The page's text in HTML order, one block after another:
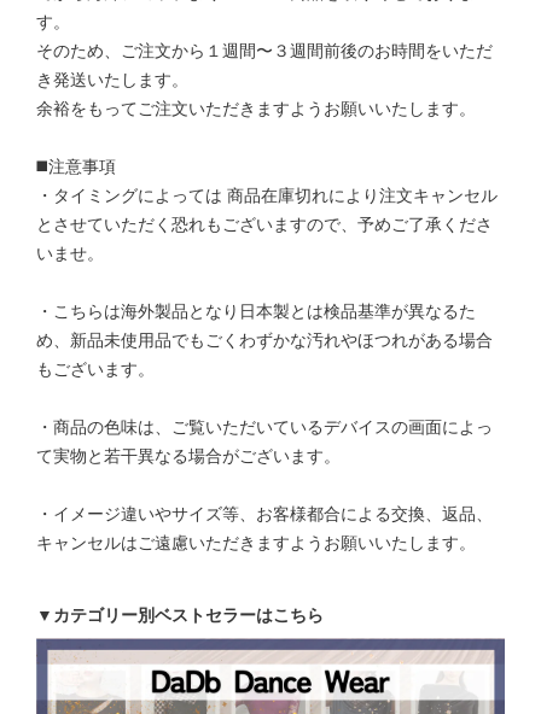
す。
そのため、ご注文から１週間〜３週間前後のお時間をいただ
き発送いたします。
余裕をもってご注文いただきますようお願いいたします。
◼️注意事項
・タイミングによっては 商品在庫切れにより注文キャンセル
とさせていただく恐れもございますので、予めご了承くださ
いませ。
・こちらは海外製品となり日本製とは検品基準が異なるた
め、新品未使用品でもごくわずかな汚れやほつれがある場合
もございます。
・商品の色味は、ご覧いただいているデバイスの画面によっ
て実物と若干異なる場合がございます。
・イメージ違いやサイズ等、お客様都合による交換、返品、
キャンセルはご遠慮いただきますようお願いいたします。
▼カテゴリー別ベストセラーはこちら